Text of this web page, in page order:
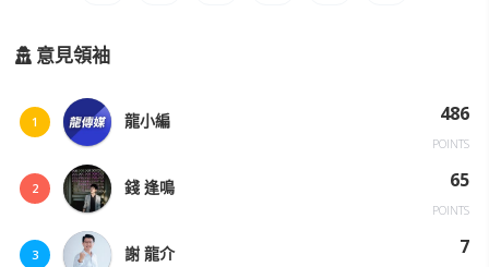
意見領袖
1 龍小編 486
POINTS
2 錢 逢鳴 65
POINTS
3 謝 龍介 7